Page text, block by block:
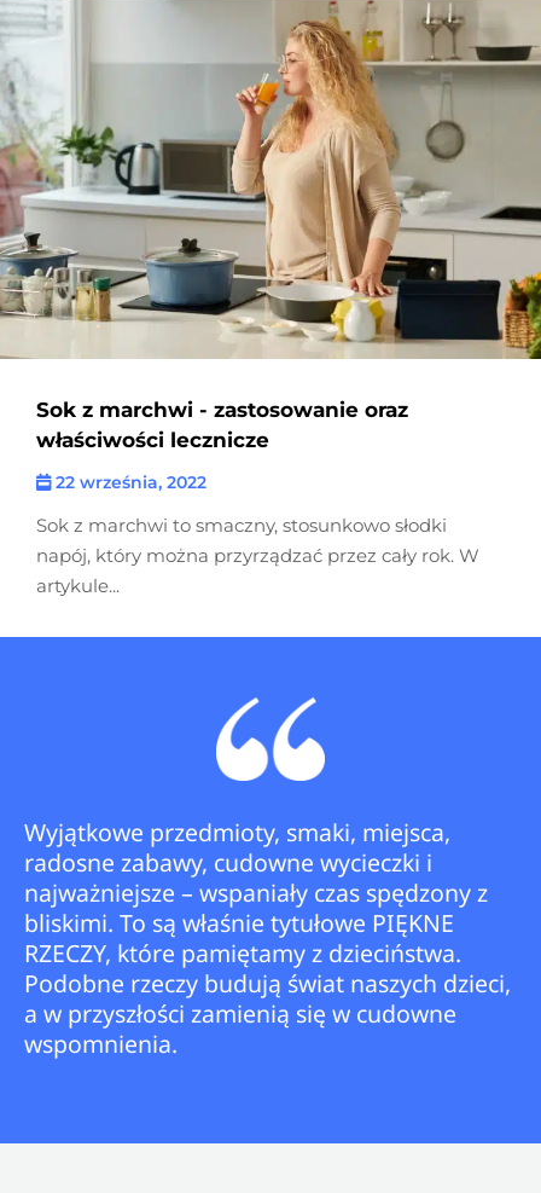
Sok z marchwi - zastosowanie oraz
właściwości lecznicze
22 września, 2022
Sok z marchwi to smaczny, stosunkowo słodki
napój, który można przyrządzać przez cały rok. W
artykule...
Wyjątkowe przedmioty, smaki, miejsca,
radosne zabawy, cudowne wycieczki i
najważniejsze – wspaniały czas spędzony z
bliskimi. To są właśnie tytułowe PIĘKNE
RZECZY, które pamiętamy z dzieciństwa.
Podobne rzeczy budują świat naszych dzieci,
a w przyszłości zamienią się w cudowne
wspomnienia.